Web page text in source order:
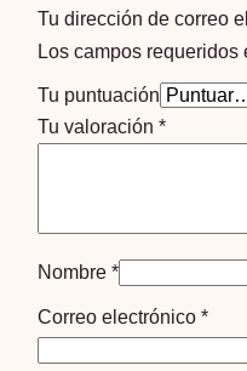
Tu dirección de correo
Los campos
Tu puntuación
Tu valoración*
Nombre*
Correo electrónico*